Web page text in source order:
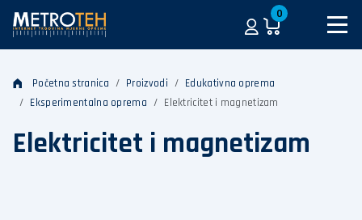
0
Početna stranica Proizvodi
Edukativna oprema
Eksperimentalna oprema
Elektricitet i magnetizam
Elektricitet i magnetizam